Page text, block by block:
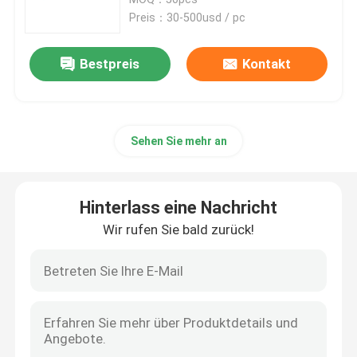
Impulsventilmembran
Gummiflanschdichtung
Ventildiaphragma
Preis：30-500usd / pc
Bestpreis Kontakt
Sehen Sie mehr an
Hinterlass eine Nachricht
Wir rufen Sie bald zurück!